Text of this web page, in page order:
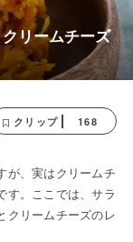
リームチーズ
クリップ 168
が、実はクリームチ
す。ここでは、サラ
クリームチーズのレ